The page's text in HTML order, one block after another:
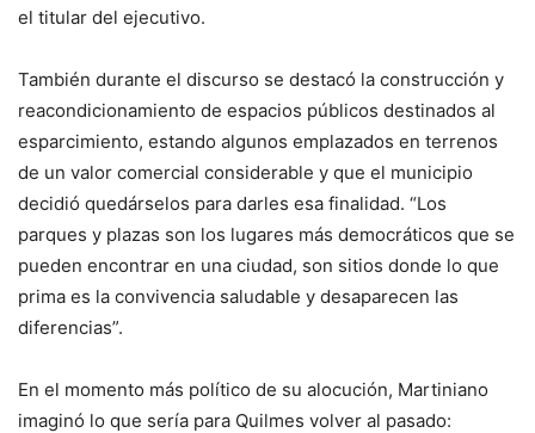
el titular del ejecutivo.
También durante el discurso se destacó la construcción y
reacondicionamiento de espacios públicos destinados al
esparcimiento, estando algunos emplazados en terrenos
de un valor comercial considerable y que el municipio
decidió quedárselos para darles esa finalidad. “Los
parques y plazas son los lugares más democráticos que se
pueden encontrar en una ciudad, son sitios donde lo que
prima es la convivencia saludable y desaparecen las
diferencias”.
En el momento más político de su alocución, Martiniano
imaginó lo que sería para Quilmes volver al pasado: